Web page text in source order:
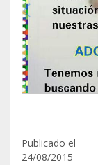
Publicado el
24/08/2015